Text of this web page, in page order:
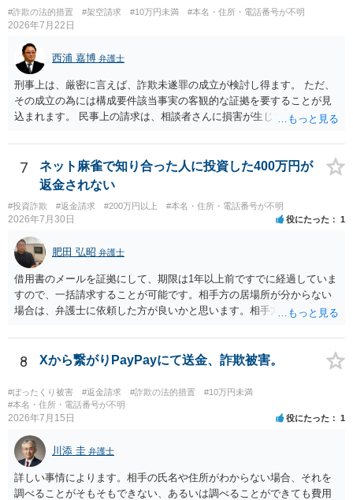
出してしまったのでしょう。 残っているのが無記名（つまり，自分の
物に記名していない）のようですから，記名を気にしていない方だと
思います。 この場合は，過失にすぎませんから，窃盗罪は成立せず，
刑事的処罰を求めることはできません。 【弁償してもらうことは可能
か】 刑事ではなく民事の場合，不法行為に基づく損害賠償請求が問題
となります。 不法行為に基づく損害賠償請求は，故意だけではなく過
失も対象となります。 したがいまして，弁償してもらうことは可能で
す。 ただし，間違えた方が誰かわかることが重要にはなります。
#詐欺の法的措置 #架空請求 #10万円未満 #本名・住所・電話番号が不明
2026年7月22日
西浦 嘉博 弁護士
刑事上は、厳密に言えば、詐欺未遂罪の成立が検討し得ます。 ただ、
その成立の為には構成要件該当事実の客観的な証拠を要することが見
込まれます。 民事上の請求は、相談者さんに損害が生じていない以
い場合、最寄りの法律事務所での相談を検討ください。 上記、ご参考
ください。
7
ネット麻雀で知り合った人に投資した400万円が
返金されない
#投資詐欺 #返金請求 #200万円以上 #本名・住所・電話番号が不明
2026年7月30日 役にたった 1
肥田 弘昭 弁護士
借用書のメールを証拠にして、期限は1年以上前ですでに経過していま
すので、一括請求することが可能です。相手方の居場所が分からない
場合は、弁護士に依頼した方が良いかと思います。相手方の居場所が
さい。
8 Xから繋がりPayPayにて送金、詐欺被害。
#ぼったくり被害 #返金請求 #詐欺の法的措置
#10万円未満
#本名・住所・電話番号が不明
2026年7月15日 役にたった 1
川添 圭 弁護士
詳しい事情によります。相手の氏名や住所がわからない場合、それを
調べることがそもそもできない、あるいは調べることができても費用